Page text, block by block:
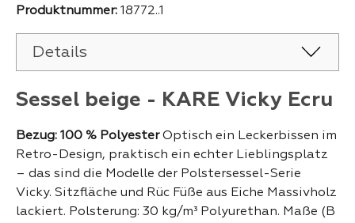
Produktnummer: 18772..1
Details
Sessel beige - KARE Vicky Ecru
Bezug: 100 % PolyesterOptisch ein Leckerbissen im
Retro-Design, praktisch ein echter Lieblingsplatz
– das sind die Modelle der Polstersessel-Serie
Vicky. Sitzfläche und Rüc Füße aus Eiche Massivholz
lackiert. Polsterung: 30 kg/m³ Polyurethan. Maße (B